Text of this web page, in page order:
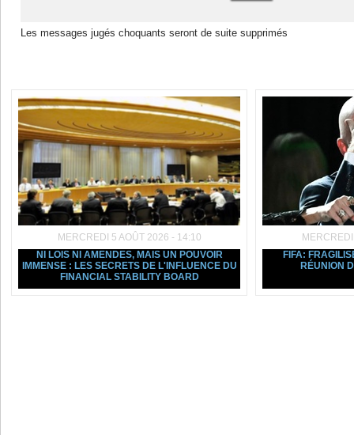
Les messages jugés choquants seront de suite supprimés
MERCREDI 5 AOÛT 2026 - 14:10
NI LOIS NI AMENDES, MAIS UN POUVOIR
IMMENSE : LES SECRETS DE L'INFLUENCE DU
FINANCIAL STABILITY BOARD
FIFA:
RÉUNION